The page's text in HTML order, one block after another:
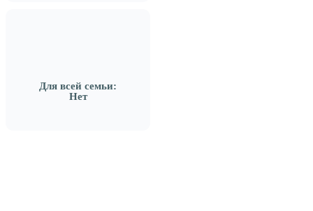
Для всей семьи:
Нет